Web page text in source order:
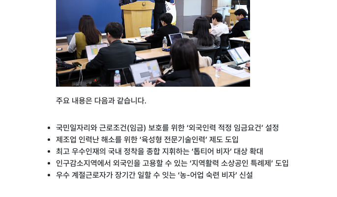
주요 내용은 다음과 같습니다.
국민일자리와 근로조건(임금) 보호를 위한 ‘외국인력 적정 임금요건’ 설정
제조업 인력난 해소를 위한 ‘육성형 전문기술인력’ 제도 도입
최고 우수인재의 국내 정착을 종합 지휘하는 ‘톱티어 비자’ 대상 확대
인구감소지역에서 외국인을 고용할 수 있는 ‘지역활력 소상공인 특례제’ 도입
우수 계절근로자가 장기간 일할 수 잇는 ‘농-어업 숙련 비자’ 신설